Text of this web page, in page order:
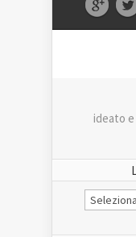
ideato
Le
Notizie